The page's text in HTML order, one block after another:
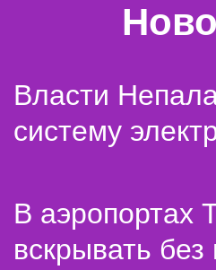
Власти
систему
В аэропортах
вскрывать